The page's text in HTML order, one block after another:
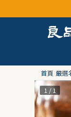
首頁/嚴選
1 / 1